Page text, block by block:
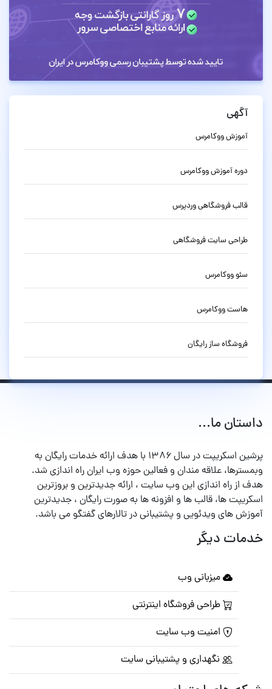
آگهی
آموزش ووکامرس
دوره آموزش ووکامرس
قالب فروشگاهی وردپرس
طراحی سایت فروشگاهی
سئو ووکامرس
هاست ووکامرس
فروشگاه ساز رایگان
داستان ما...
پرشین اسکریپت در سال ۱۳۸۶ با هدف ارائه خدمات رایگان به
وبمسترها، علاقه مندان و فعالین حوزه وب ایران راه اندازی شد.
هدف از راه اندازی این وب سایت ، ارائه جدیدترین و بروزترین
اسکریپت ها، قالب ها و افزونه ها به صورت رایگان ، جدیدترین
آموزش های ویدئویی و پشتیبانی در تالارهای گفتگو می باشد.
خدمات دیگر
میزبانی وب
طراحی فروشگاه اینترنتی
امنیت وب سایت
نگهداری و پشتیبانی سایت